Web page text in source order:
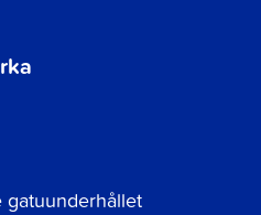
gatuunderhållet